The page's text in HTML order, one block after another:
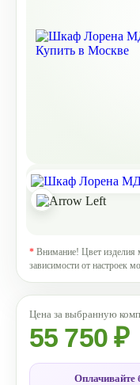
* Внимание! Цвет изделия
зависимости от настроек
55 750 ₽
Оплачивайте